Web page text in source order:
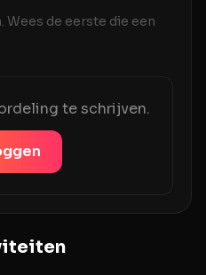
de eerste die een
te schrijven.